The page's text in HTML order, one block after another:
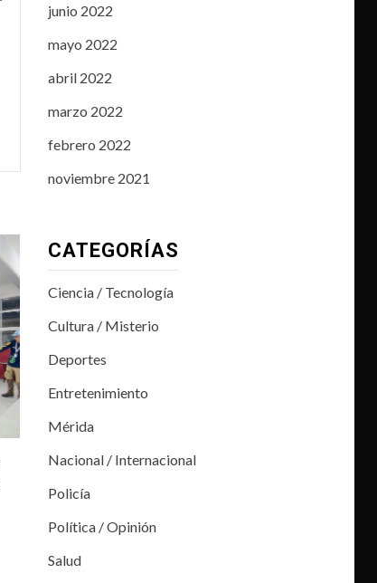
junio 2022
mayo 2022
abril 2022
marzo 2022
febrero 2022
noviembre 2021
CATEGORÍAS
Ciencia / Tecnología
Cultura / Misterio
Deportes
Entretenimiento
Mérida
Nacional / Internacional
Policía
Política / Opinión
Salud